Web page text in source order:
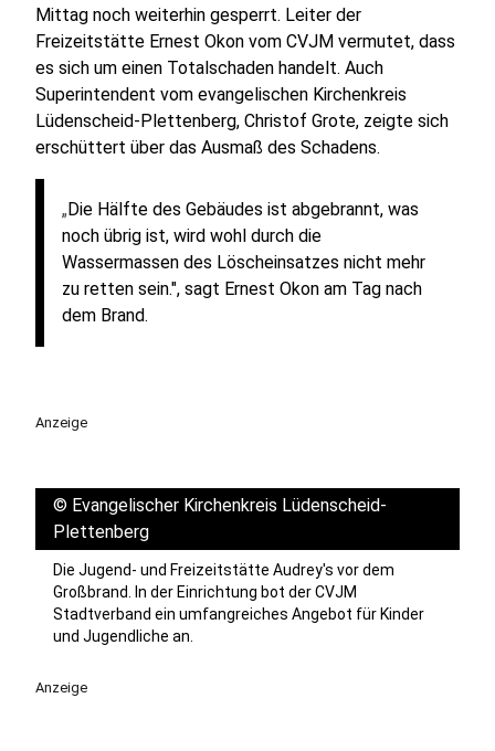
Mittag noch weiterhin gesperrt. Leiter der
Freizeitstätte Ernest Okon vom CVJM vermutet, dass
es sich um einen Totalschaden handelt. Auch
Superintendent vom evangelischen Kirchenkreis
Lüdenscheid-Plettenberg, Christof Grote, zeigte sich
erschüttert über das Ausmaß des Schadens.
„Die Hälfte des Gebäudes ist abgebrannt, was
noch übrig ist, wird wohl durch die
Wassermassen des Löscheinsatzes nicht mehr
zu retten sein.", sagt Ernest Okon am Tag nach
dem Brand.
Anzeige
© Evangelischer Kirchenkreis Lüdenscheid-
Plettenberg
Die Jugend- und Freizeitstätte Audrey's vor dem
Großbrand. In der Einrichtung bot der CVJM
Stadtverband ein umfangreiches Angebot für Kinder
und Jugendliche an.
Anzeige